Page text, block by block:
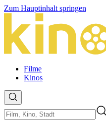
Zum Hauptinhalt springen
Filme
Kinos